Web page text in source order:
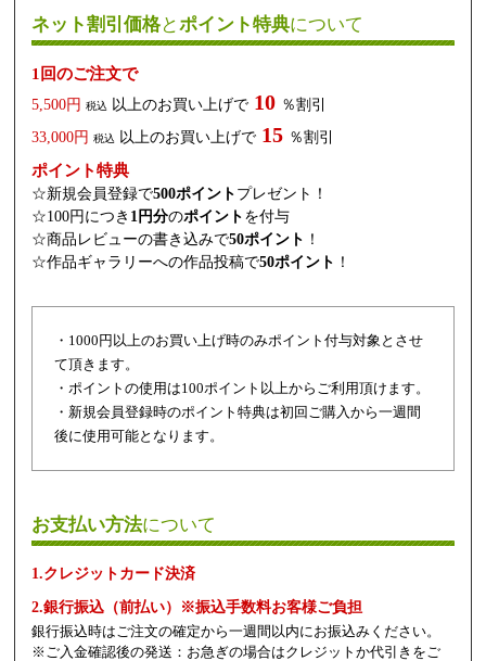
ネット割引価格とポイント特典について
1回のご注文で
5,500円 税込 以上のお買い上げで 10 ％割引
33,000円 税込 以上のお買い上げで 15 ％割引
ポイント特典
☆新規会員登録で500ポイント プレゼント！
☆100円につき 1円分のポイント を付与
☆商品レビューの書き込みで50ポイント ！
☆作品ギャラリーへの作品投稿で50ポイント ！
・1000円以上のお買い上げ時のみポイント付与対象とさせ
て頂きます。
・ポイントの使用は100ポイント以上からご利用頂けます。
・新規会員登録時のポイント特典は初回ご購入から一週間
後に使用可能となります。
お支払い方法について
1.クレジットカード決済
2.銀行振込（前払い）※振込手数料お客様ご負担
銀行振込時はご注文の確定から一週間以内にお振込みください。
※ご入金確認後の発送：お急ぎの場合はクレジットか代引きをご